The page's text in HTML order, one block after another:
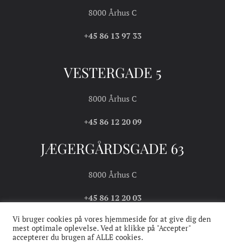
8000 Århus C
+45 86 13 97 33
VESTERGADE 5
8000 Århus C
+45 86 12 20 09
JÆGERGÅRDSGADE 63
8000 Århus C
+45 86 12 20 03
COOKIE- OG
Vi bruger cookies på vores hjemmeside for at give dig den
mest optimale oplevelse. Ved at klikke på "Accepter"
accepterer du brugen af ALLE cookies.